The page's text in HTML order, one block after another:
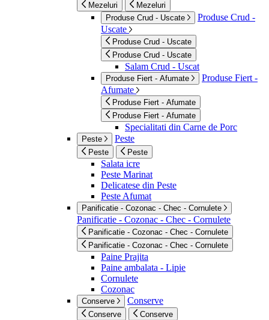
Mezeluri
Mezeluri
Produse Crud - Uscate
Produse Crud -
Uscate
Produse Crud - Uscate
Produse Crud - Uscate
Salam Crud - Uscat
Produse Fiert - Afumate
Produse Fiert -
Afumate
Produse Fiert - Afumate
Produse Fiert - Afumate
Specialitati din Carne de Porc
Peste Peste
Peste Peste
Salata icre
Peste Marinat
Delicatese din Peste
Peste Afumat
Panificatie - Cozonac - Chec - Cornulete
Panificatie - Cozonac - Chec - Cornulete
Panificatie - Cozonac - Chec - Cornulete
Panificatie - Cozonac - Chec - Cornulete
Paine Prajita
Paine ambalata - Lipie
Cornulete
Cozonac
Conserve Conserve
Conserve Conserve